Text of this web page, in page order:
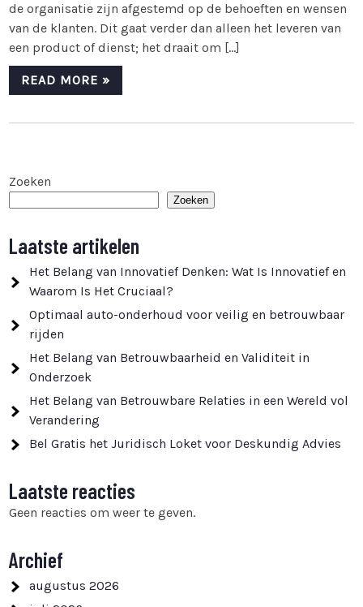
de organisatie zijn afgestemd op de behoeften en wensen
van de klanten. Dit gaat verder dan alleen het leveren van
een product of dienst; het draait om […]
READ MORE »
Zoeken
Zoeken
Laatste artikelen
Het Belang van Innovatief Denken: Wat Is Innovatief en
Waarom Is Het Cruciaal?
Optimaal auto-onderhoud voor veilig en betrouwbaar
rijden
Het Belang van Betrouwbaarheid en Validiteit in
Onderzoek
Het Belang van Betrouwbare Relaties in een Wereld vol
Verandering
Bel Gratis het Juridisch Loket voor Deskundig Advies
Laatste reacties
Geen reacties om weer te geven.
Archief
augustus 2026